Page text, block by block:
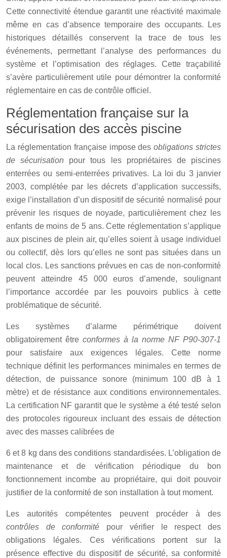
Cette connectivité étendue garantit une réactivité maximale
même en cas d’absence temporaire des occupants. Les
historiques détaillés conservent la trace de tous les
événements, permettant l’analyse des performances du
système et l’optimisation des réglages. Cette traçabilité
s’avère particulièrement utile pour démontrer la conformité
réglementaire en cas de contrôle officiel.
Réglementation française sur la
sécurisation des accès piscine
La réglementation française impose desobligations strictes
de sécurisation pour tous les propriétaires de piscines
enterrées ou semi-enterrées privatives. La loi du 3 janvier
2003, complétée par les décrets d’application successifs,
exige l’installation d’un dispositif de sécurité normalisé pour
prévenir les risques de noyade, particulièrement chez les
enfants de moins de 5 ans. Cette réglementation s’applique
aux piscines de plein air, qu’elles soient à usage individuel
ou collectif, dès lors qu’elles ne sont pas situées dans un
local clos. Les sanctions prévues en cas de non-conformité
peuvent atteindre 45 000 euros d’amende, soulignant
l’importance accordée par les pouvoirs publics à cette
problématique de sécurité.
Les systèmes d’alarme périmétrique doivent
obligatoirement être conformes à la norme NF P90-307-1
pour satisfaire aux exigences légales. Cette norme
technique définit les performances minimales en termes de
détection, de puissance sonore (minimum 100 dB à 1
mètre) et de résistance aux conditions environnementales.
La certification NF garantit que le système a été testé selon
des protocoles rigoureux incluant des essais de détection
avec des masses calibrées de
6 et 8 kg dans des conditions standardisées. L’obligation de
maintenance et de vérification périodique du bon
fonctionnement incombe au propriétaire, qui doit pouvoir
justifier de la conformité de son installation à tout moment.
Les autorités compétentes peuvent procéder à des
contrôles de conformité pour vérifier le respect des
obligations légales. Ces vérifications portent sur la
présence effective du dispositif de sécurité, sa conformité